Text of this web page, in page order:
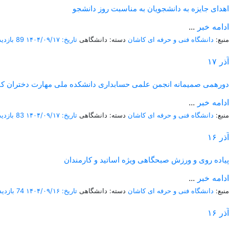
اهدای جایزه به دانشجویان به مناسبت روز دانشجو
... ادامه خبر
منبع: دانشگاه فنی و حرفه ای کاشان دسته: دانشگاهی تاریخ: ۱۴۰۴/۰۹/۱۷ 89 بازدید
۱۷ آذر
دورهمی صمیمانه انجمن علمی حسابداری دانشکده ملی مهارت دختران
... ادامه خبر
منبع: دانشگاه فنی و حرفه ای کاشان دسته: دانشگاهی تاریخ: ۱۴۰۴/۰۹/۱۷ 83 بازدید
۱۶ آذر
پیاده روی و ورزش صبحگاهی ویژه اساتید و کارمندان
... ادامه خبر
منبع: دانشگاه فنی و حرفه ای کاشان دسته: دانشگاهی تاریخ: ۱۴۰۴/۰۹/۱۶ 74 بازدید
۱۶ آذر